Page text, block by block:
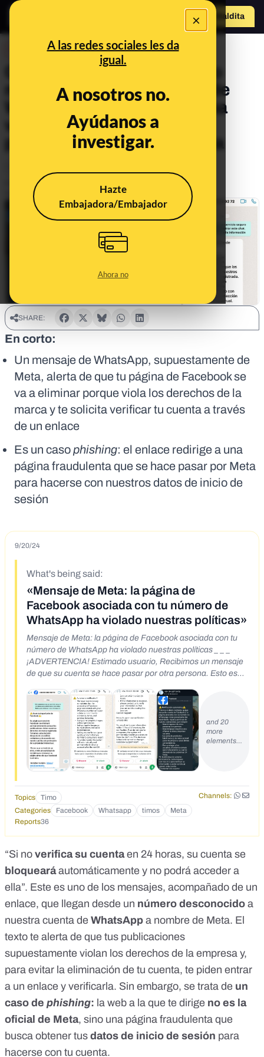
×
A las redes sociales les da
igual.
A nosotros no.
Ayúdanos a
investigar.
Hazte
Embajadora/Embajador
Ahora no
Hazte Maldito
Cuidado con este supuesto
mensaje de Meta a través de
WhatsApp que alerta de una
violación de derechos:
pretenden robarte la cuenta
Publicado el
Actualizado el
Mar 4, 2025, 11:06:00 AM
SHARE:
En corto:
Un mensaje de WhatsApp, supuestamente de
Meta, alerta de que tu página de Facebook se
va a eliminar porque viola los derechos de la
marca y te solicita verificar tu cuenta a través
de un enlace
Es un casophishing: el enlace redirige a una
página fraudulenta que se hace pasar por Meta
para hacerse con nuestros datos de inicio de
sesión
9/20/24
What's being said:
«Mensaje de Meta: la página de
Facebook asociada con tu número de
WhatsApp ha violado nuestras políticas»
Mensaje de Meta: la página de Facebook asociada con tu
número de WhatsApp ha violado nuestras políticas _ _ _
¡ADVERTENCIA! Estimado usuario, Recibimos un mensaje
de que su cuenta se hace pasar por otra persona. Esto es
Si cree que cometimos un error, confírmelo aquí:
https://pages.tempisite.com/facebooksupport-help-
accountadsmanager-loginsec Si no recibimos la
confirmación de la cuenta dentro de las 12 horas,
bloquearemos su cuenta permanentemente. Le
recomendamos que tome medidas inmediatas para
proteger el acceso a su cuenta. Su cooperación es esencial
Atentamente, el equipo de Meta Business Suite. 15:15 .ILTE
< 7 +44 44 7822 030939 000 Esta empresa usa un servicio
seguro de Meta para administrar este chat. Toca para
obtener más información 3 24 1009 o f Facebook facebook-
support- business.pages.pro.br Sistema de alerta por
violaciones Debido a los informes de usuarios sobre
contenido inapropiado de los anunciantes, incluyendo
productos falsificados y vendedores falsos, nuestros
sistemas y páginas profesionales han identificado que esta
cuenta ha violado las políticas de Meta Facebook. ¡Este
contenido impacta a la comunidad de usuarios de
Facebook! Por favor, revise y responda a través del
siguiente enlace: https://facebook-support-
business.pages.pro.br/login Si no responde dentro de las 24
horas, su sitio será suspendido temporalmente.
Entendemos la importancia de asegurar su sitio
rápidamente y apreciamos su cooperación y respuesta
oportuna durante el proceso de revisión. Gracias por
colaborar con nosotros para crear un entorno en línea
seguro y saludable para la comunidad. Soporte de Meta
Business + 15:13 24 _ _ _ *Sistema de advertencia de
infracción* Hemos recibido múltiples informes de que su
cuenta comercial viola nuestros Términos de servicio y
and 20
more
elements…
Topics Timo
Channels:
Categories
Facebook Whatsapp timos
Meta
Reports36
“Si no verifica su cuentaen 24 horas, su cuenta se
bloquearáautomáticamente y no podrá acceder a
ella”. Este es uno de los mensajes, acompañado de un
enlace, que llegan desde un número desconocido a
nuestra cuenta de WhatsApp a nombre de Meta. El
texto te alerta de que tus publicaciones
supuestamente violan los derechos de la empresa y,
para evitar la eliminación de tu cuenta, te piden entrar
a un enlace y verificarla. Sin embargo, se trata de un
caso de phishing: la web a la que te dirige no es la
oficial de Meta, sino una página fraudulenta que
busca obtener tus datos de inicio de sesión para
hacerse con tu cuenta.